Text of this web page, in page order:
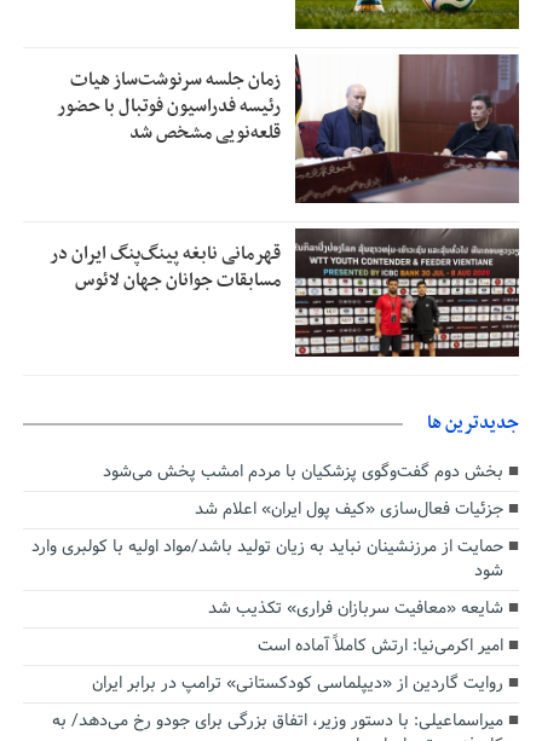
زمان جلسه سرنوشت‌ساز هیات
رئیسه فدراسیون فوتبال با حضور
قلعه‌نویی مشخص شد
قهرمانی نابغه پینگ‌پنگ ایران در
مسابقات جوانان جهان لائوس
جديدترين ها
بخش دوم گفت‌وگوی پزشکیان با مردم امشب پخش می‌شود
جزئیات فعال‌سازی «کیف پول ایران» اعلام شد
حمایت از مرزنشینان نباید به زیان تولید باشد/مواد اولیه با کولبری وارد
شود
شایعه «معافیت سربازان فراری» تکذیب شد
امیر اکرمی‌نیا: ارتش کاملاً آماده است
روایت گاردین از «دیپلماسی کودکستانی» ترامپ در برابر ایران
میراسماعیلی: با دستور وزیر، اتفاق بزرگی برای جودو رخ می‌دهد/ به